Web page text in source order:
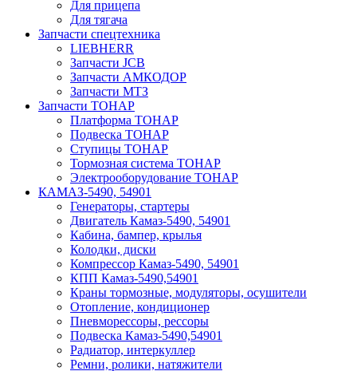
Для прицепа
Для тягача
Запчасти спецтехника
LIEBHERR
Запчасти JCB
Запчасти АМКОДОР
Запчасти МТЗ
Запчасти ТОНАР
Платформа ТОНАР
Подвеска ТОНАР
Ступицы ТОНАР
Тормозная система ТОНАР
Электрооборудование ТОНАР
КАМАЗ-5490, 54901
Генераторы, стартеры
Двигатель Камаз-5490, 54901
Кабина, бампер, крылья
Колодки, диски
Компрессор Камаз-5490, 54901
КПП Камаз-5490,54901
Краны тормозные, модуляторы, осушители
Отопление, кондиционер
Пневморессоры, рессоры
Подвеска Камаз-5490,54901
Радиатор, интеркуллер
Ремни, ролики, натяжители